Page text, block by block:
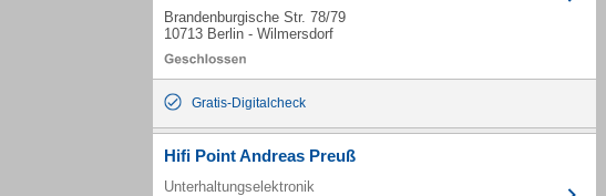
Brandenburgische Str. 78/79
10713 Berlin - Wilmersdorf
Gratis-Digitalcheck
Hifi Point Andreas Preuß
Unterhaltungselektronik